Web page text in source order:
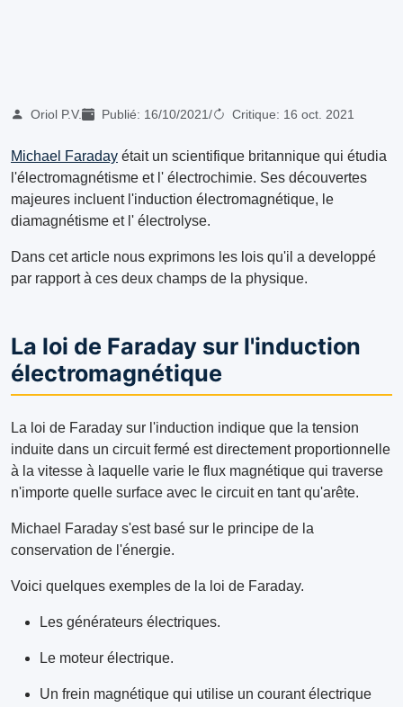
Oriol P.V. Publié: 16/10/2021/ Critique: 16 oct. 2021
Michael Faraday était un scientifique britannique qui étudia
l'électromagnétisme et l' électrochimie. Ses découvertes
majeures incluent l'induction électromagnétique, le
diamagnétisme et l' électrolyse.
Dans cet article nous exprimons les lois qu'il a developpé
par rapport à ces deux champs de la physique.
La loi de Faraday sur l'induction
électromagnétique
La loi de Faraday sur l'induction indique que la tension
induite dans un circuit fermé est directement proportionnelle
à la vitesse à laquelle varie le flux magnétique qui traverse
n'importe quelle surface avec le circuit en tant qu'arête.
Michael Faraday s'est basé sur le principe de la
conservation de l'énergie.
Voici quelques exemples de la loi de Faraday.
Les générateurs électriques.
Le moteur électrique.
Un frein magnétique qui utilise un courant électrique